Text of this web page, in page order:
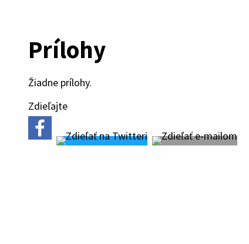
Prílohy
Žiadne prílohy.
Zdieľajte